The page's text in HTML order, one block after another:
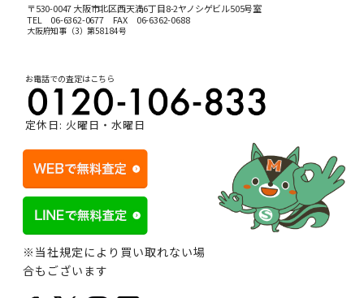
〒530-0047 大阪市北区西天満6丁目8-2ヤノシゲビル505号室
TEL 06-6362-0677FAX 06-6362-0688
大阪府知事（3）第58184号
お電話での査定はこちら
定休日: 火曜日・水曜日
※当社規定により買い取れない場
合もございます